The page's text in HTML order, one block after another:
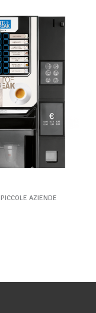
PICCOLE AZIENDE